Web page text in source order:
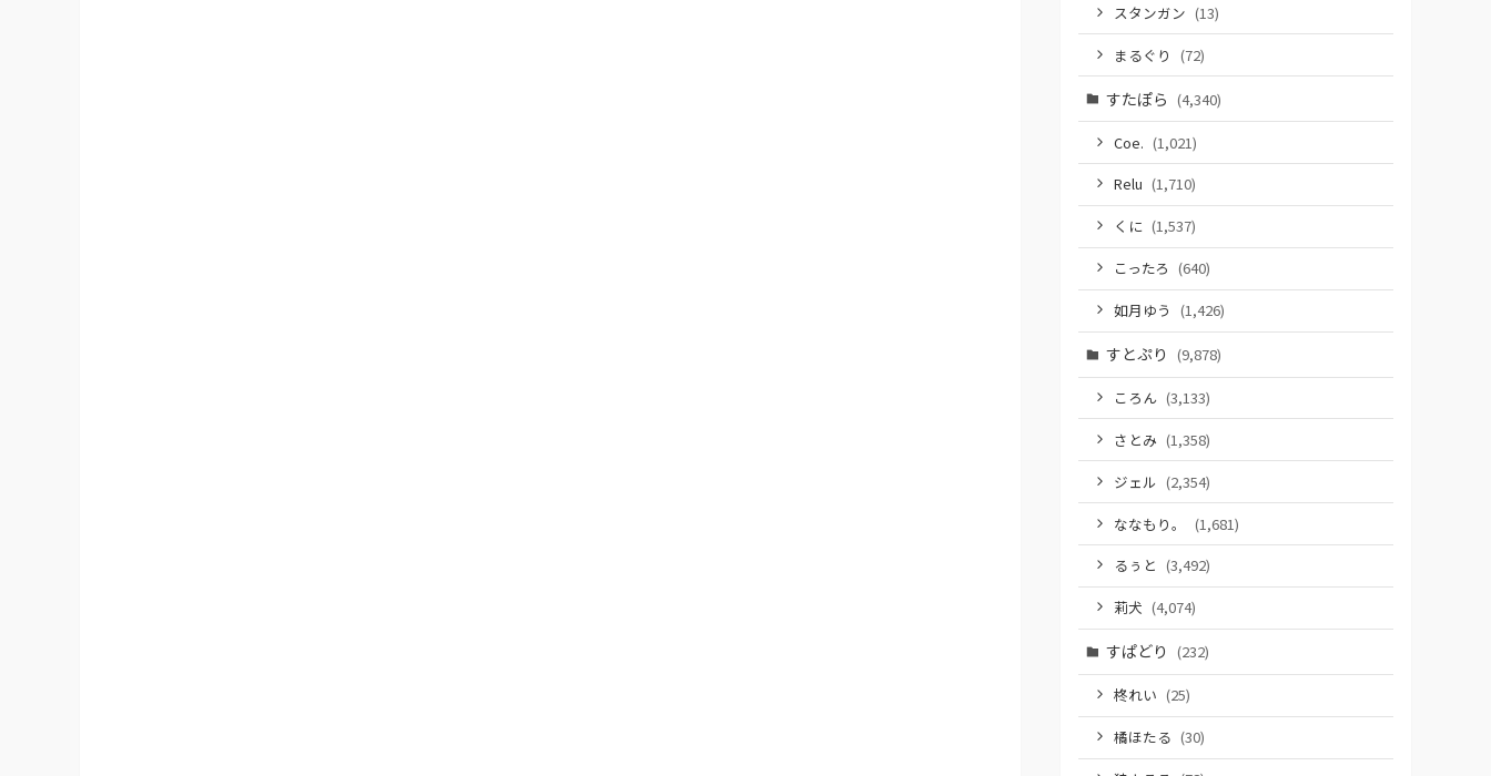
スタンガン (13)
まるぐり (72)
すたぽら (4,340)
Coe. (1,021)
Relu (1,710)
くに (1,537)
こったろ (640)
如月ゆう (1,426)
すとぷり (9,878)
ころん (3,133)
さとみ (1,358)
ジェル (2,354)
ななもり。
(1,681)
るぅと (3,492)
莉犬 (4,074)
すぱどり (232)
柊れい (25)
橘ほたる (30)